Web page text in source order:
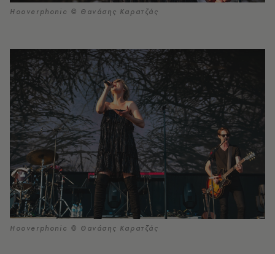
Hooverphonic © Θανάσης Καρατζάς
Hooverphonic © Θανάσης Καρατζάς